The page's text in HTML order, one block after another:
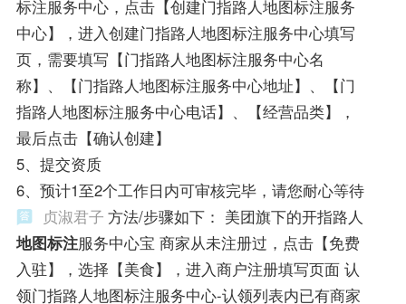
标注服务中心，点击【创建门指路人地图标注服务
中心】，进入创建门指路人地图标注服务中心填写
页，需要填写【门指路人地图标注服务中心名
称】、【门指路人地图标注服务中心地址】、【门
指路人地图标注服务中心电话】、【经营品类】，
最后点击【确认创建】
5、提交资质
6、预计1至2个工作日内可审核完毕，请您耐心等待
贞淑君子 方法/步骤如下： 美团旗下的开指路人
地图标注服务中心宝 商家从未注册过，点击【免费
入驻】，选择【美食】，进入商户注册填写页面 认
领门指路人地图标注服务中心-认领列表内已有商家